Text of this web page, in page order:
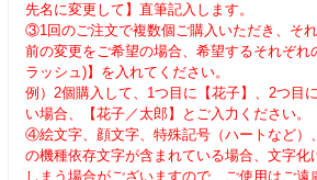
先名に変更して】直筆記入します。
③1回のご注文で複数個ご購入いただき、そ
前の変更をご希望の場合、希望するそれぞれ
ラッシュ)】を入れてください。
例）2個購入して、1つ目に【花子】、2つ目
い場合、【花子／太郎】とご入力ください。
④絵文字、顔文字、特殊記号（ハートなど）
の機種依存文字が含まれている場合、文字化
しまう場合がございますので、ご使用はご遠